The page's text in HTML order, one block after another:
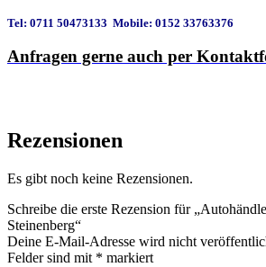
Tel: 0711 50473133 Mobile: 0152 33763376
Anfragen gerne auch per
Rezensionen
Es gibt noch keine Rezensionen.
Schreibe die erste Rezension für
Steinenberg“
Deine E-Mail-Adresse wird nicht
Felder sind mit * markiert